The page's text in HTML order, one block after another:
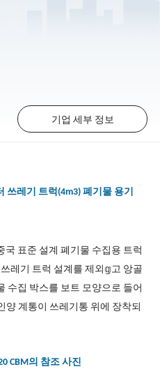
기업 세부 정보
쓰레기 트럭(4m3) 폐기물 용기
국 표준 설계 폐기물 수집용 트럭
레기 트럭 설계를 제외𝕘고 앙골
수집 박스를 보트 모양으로 들어
양 계통이 쓰레기통 위에 장착되
CBM의 참조 사진